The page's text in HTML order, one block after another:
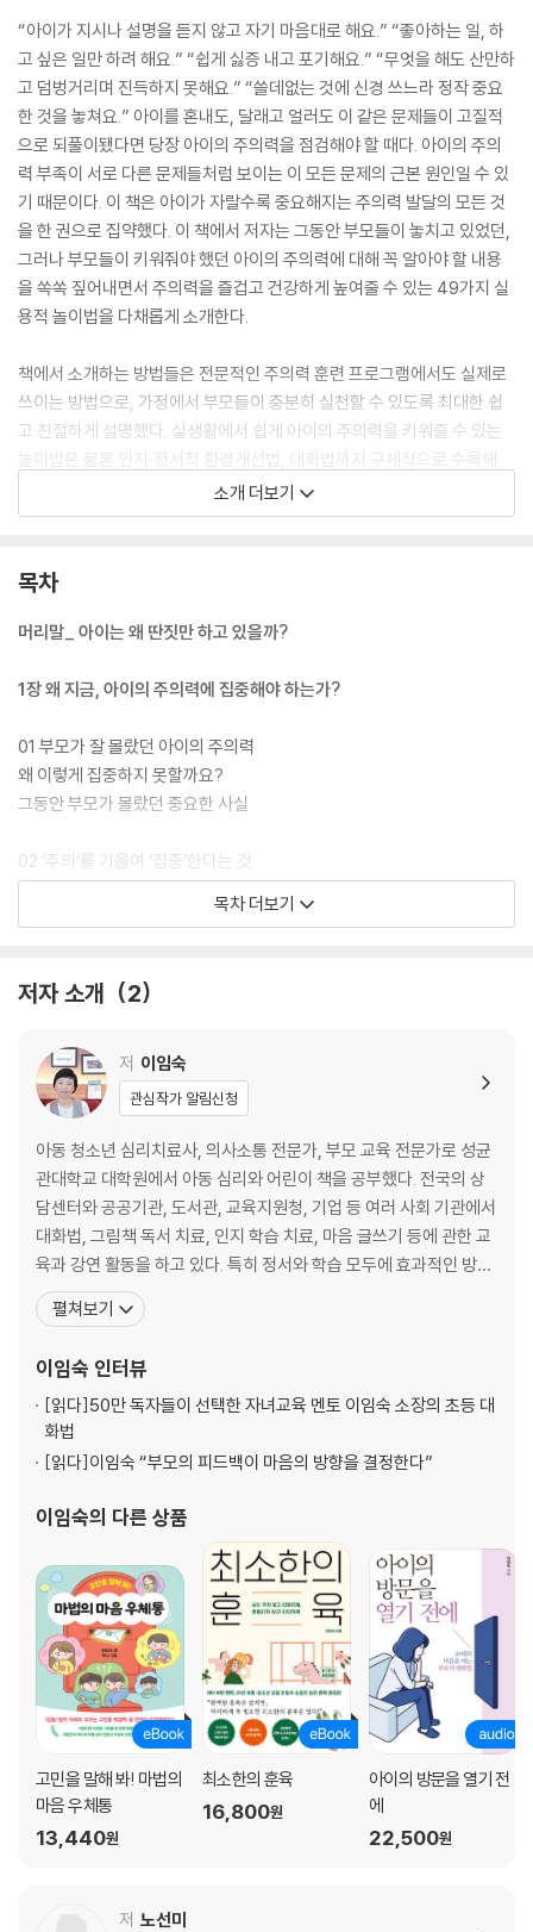
“아이가 지시나 설명을 듣지 않고 자기 마음대로 해요.” “좋아하는 일, 하
고 싶은 일만 하려 해요.” “쉽게 싫증 내고 포기해요.” “무엇을 해도 산만하
고 덤벙거리며 진득하지 못해요.” “쓸데없는 것에 신경 쓰느라 정작 중요
한 것을 놓쳐요.” 아이를 혼내도, 달래고 얼러도 이 같은 문제들이 고질적
으로 되풀이됐다면 당장 아이의 주의력을 점검해야 할 때다. 아이의 주의
력 부족이 서로 다른 문제들처럼 보이는 이 모든 문제의 근본 원인일 수 있
기 때문이다. 이 책은 아이가 자랄수록 중요해지는 주의력 발달의 모든 것
을 한 권으로 집약했다. 이 책에서 저자는 그동안 부모들이 놓치고 있었던,
그러나 부모들이 키워줘야 했던 아이의 주의력에 대해 꼭 알아야 할 내용
을 쏙쏙 짚어내면서 주의력을 즐겁고 건강하게 높여줄 수 있는 49가지 실
용적 놀이법을 다채롭게 소개한다.
책에서 소개하는 방법들은 전문적인 주의력 훈련 프로그램에서도 실제로
쓰이는 방법으로, 가정에서 부모들이 충분히 실천할 수 있도록 최대한 쉽
고 친절하게 설명했다. 실생활에서 쉽게 아이의 주의력을 키워줄 수 있는
놀이법은 물론 인지·정서적 환경개선법, 대화법까지 구체적으로 수록해
부모들이 써먹기에 아주 유용하다. 그동안은 아이의 바람직하지 않은 행동
과 습관을 보며 야단치고 억지로 강제하여 아이의 문제뿐만 아니라 아이와
막연하게 기다려온 부모들이 꼭 필독해야 할 책이다.
소개 더보기
목차
머리말_ 아이는 왜 딴짓만 하고 있을까?
1장 왜 지금, 아이의 주의력에 집중해야 하는가?
01 부모가 잘 몰랐던 아이의 주의력
왜 이렇게 집중하지 못할까요?
그동안 부모가 몰랐던 중요한 사실
02 ‘주의’를 기울여 ‘집중’한다는 것
주의력과 집중력, 뭐가 다른가요?
집중은 잘하는데 주의력은 부족하다!
03 일상 주의력, 공부는 둘째치고 생활 태도부터 엉망이에요
주의력이 부족할 때 나타나는 아이의 일상 문제들
04 공부 주의력, 의지는 있어도 주의력이 부족해요
공부, 하기 싫은 걸까? 안 되는 걸까?
주의력이 부족할 때 나타나는 아이의 공부 문제들
공부 주의력을 지키는 안전벨트를 맸는가?
05 아이의 주의력을 방해하는 것들
주의력이 부족해지는 원인은 무엇일까?
기질적 특성이 주의력을 떨어뜨릴 때
불안정한 정서가 주의력을 흔드는 뇌과학적 이유
2장 부모가 꼭 알아야 할 5가지 주의력
주의력의 3가지 핵심 요소
주의 대상을 선택할 수 있는가?
주의 몰두 상태를 유지할 수 있는가?
스스로 주의를 조절할 수 있는가?
02 초점주의력｜중요한 것만 골라서 놓치는 아이
초점주의력이란?
초점주의력이 중요한 이유
초점주의력을 키우기 위한 준비
03 선택주의력｜쓸데없는 것에 집중하는 아이
선택주의력이란?
선택주의력을 키우기 위한 준비
목차 더보기
저자 소개 2
저 이임숙
관심작가 알림신청
아동 청소년 심리치료사, 의사소통 전문가, 부모 교육 전문가로 성균
관대학교 대학원에서 아동 심리와 어린이 책을 공부했다. 전국의 상
담센터와 공공기관, 도서관, 교육지원청, 기업 등 여러 사회 기관에서
대화법, 그림책 독서 치료, 인지 학습 치료, 마음 글쓰기 등에 관한 교
육과 강연 활동을 하고 있다. 특히 정서와 학습 모두에 효과적인 방법
을 연구 개발하는 중이며, 현재 한국독서치료학회 이사, 맑은숲아동
청소년상담센터 소장을 맡고 있다. 독서문화진흥 유공 국무총리표창
다』(2025), 『이임숙의 결국 잘되는
펼쳐보기
이임숙 인터뷰
[읽다]50만 독자들이 선택한 자녀교육 멘토 이임숙 소장의 초등 대
화법
[읽다]이임숙 “부모의 피드백이 마음의 방향을 결정한다”
이임숙의 다른 상품
고민을 말해 봐! 마법의
마음 우체통
13,440원
최소한의 훈육
16,800원
아이의 방문을 열기 전
에
22,500원
저 노선미